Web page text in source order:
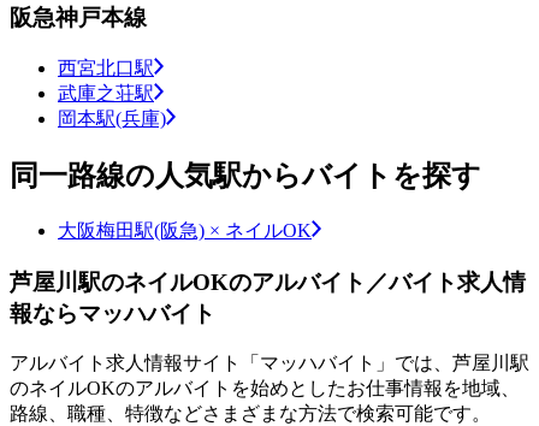
阪急神戸本線
西宮北口駅
武庫之荘駅
岡本駅(兵庫)
同一路線の人気駅からバイトを探す
大阪梅田駅(阪急) × ネイルOK
芦屋川駅のネイルOKのアルバイト／バイト求人情
報ならマッハバイト
アルバイト求人情報サイト「マッハバイト」では、芦屋川駅
のネイルOKのアルバイトを始めとしたお仕事情報を地域、
路線、職種、特徴などさまざまな方法で検索可能です。